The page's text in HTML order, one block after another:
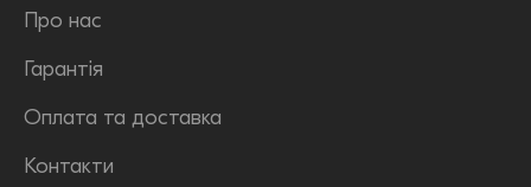
Про нас
Гарантія
Оплата та доставка
Контакти